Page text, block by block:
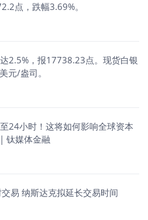
点，跌幅3.69%。
2.5%，报17738.23点。现货白银
元/盎司。
24小时！这将如何影响全球资本
钛媒体金融
易 纳斯达克拟延长交易时间